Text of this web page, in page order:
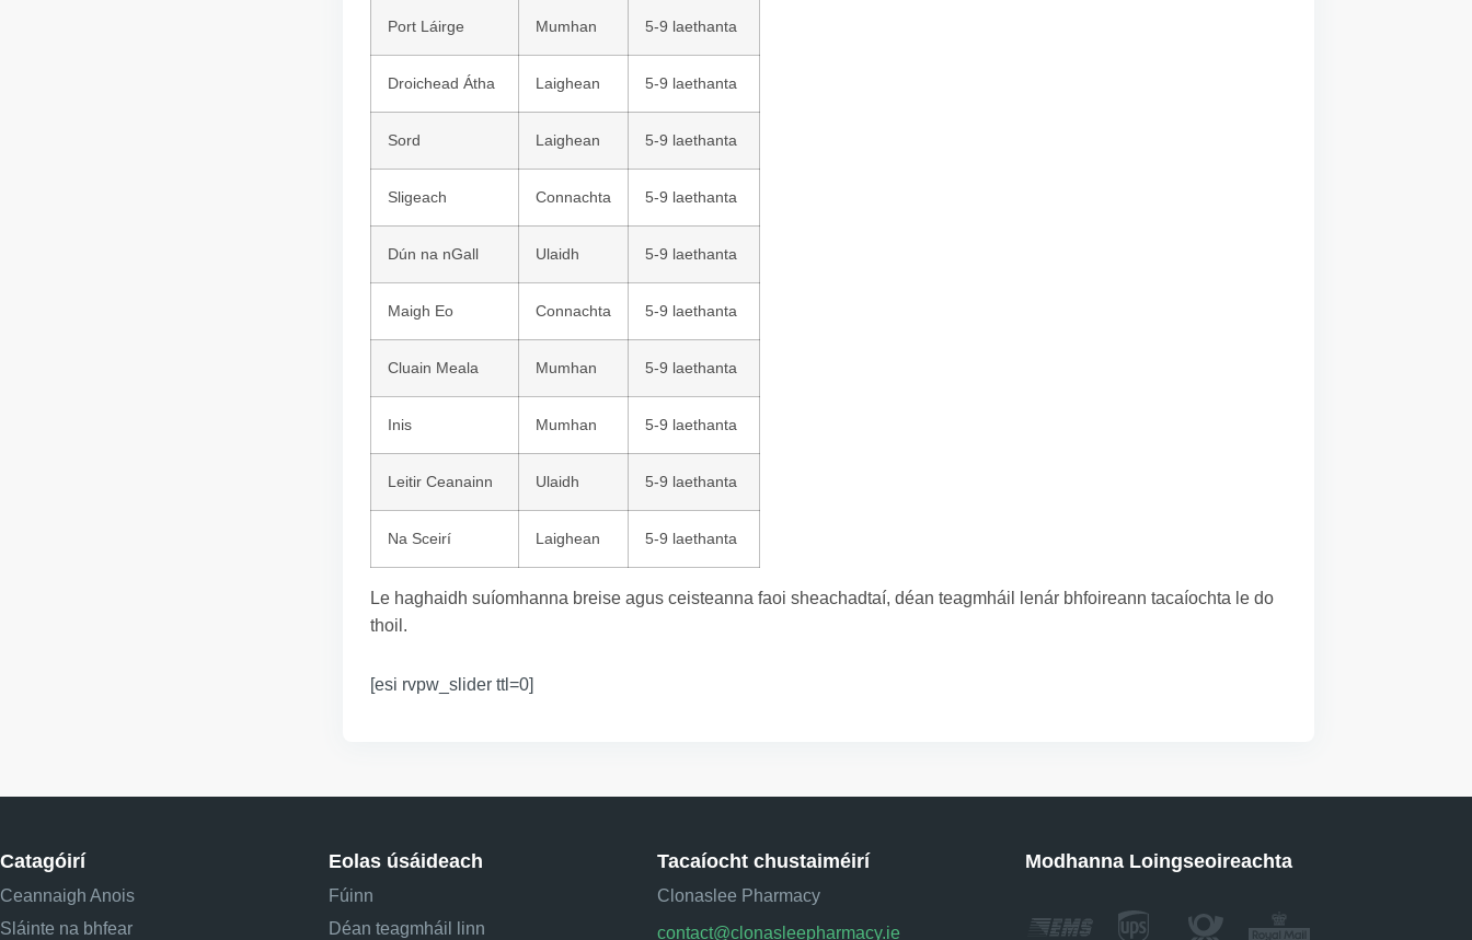
Port Láirge Mumhan 5-9 laethanta
Droichead Átha Laighean 5-9 laethanta
Sord Laighean 5-9 laethanta
Sligeach Connachta 5-9 laethanta
Dún na nGall Ulaidh 5-9 laethanta
Maigh Eo Connachta 5-9 laethanta
Cluain Meala Mumhan 5-9 laethanta
Inis Mumhan 5-9 laethanta
Leitir Ceanainn Ulaidh 5-9 laethanta
Na Sceirí Laighean 5-9 laethanta
Le haghaidh suíomhanna breise agus ceisteanna faoi sheachadtaí, déan teagmháil lenár bhfoireann tacaíochta le do
thoil.
[esi rvpw_slider ttl=0]
Catagóirí
Ceannaigh Anois
Sláinte na bhfear
Eolas úsáideach
Fúinn
Déan teagmháil linn
Tacaíocht chustaiméirí
Clonaslee Pharmacy
contact@clonasleepharmacy.ie
Modhanna Loingseoireachta